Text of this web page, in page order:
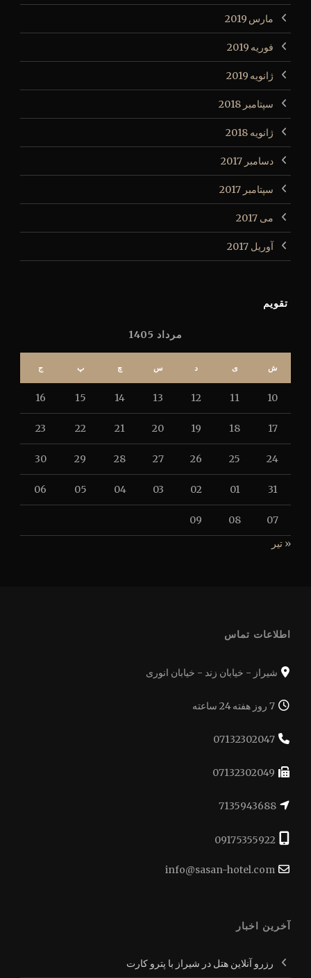
مارس 2019
فوریه 2019
ژانویه 2019
سپتامبر 2018
ژانویه 2018
دسامبر 2017
سپتامبر 2017
می 2017
آوریل 2017
تقویم
مرداد 1405
ش ی د س چ پ ج
10
11
12
13
14
15
16
17
18
19
20
21
22
23
24
25
26
27
28
29
30
31
01
02
03
04
05
06
07
08
09
« تیر
اطلاعات تماس
شیراز - خیابان زند - خیابان انوری
آخرین اخبار
رزرو آنلاین هتل در شیراز با پترو کارت